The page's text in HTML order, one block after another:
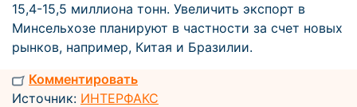
15,4-15,5 миллиона тонн. Увеличить экспорт в
Минсельхозе планируют в частности за счет новых
рынков, например, Китая и Бразилии.
Комментировать
Источник: ИНТЕРФАКС